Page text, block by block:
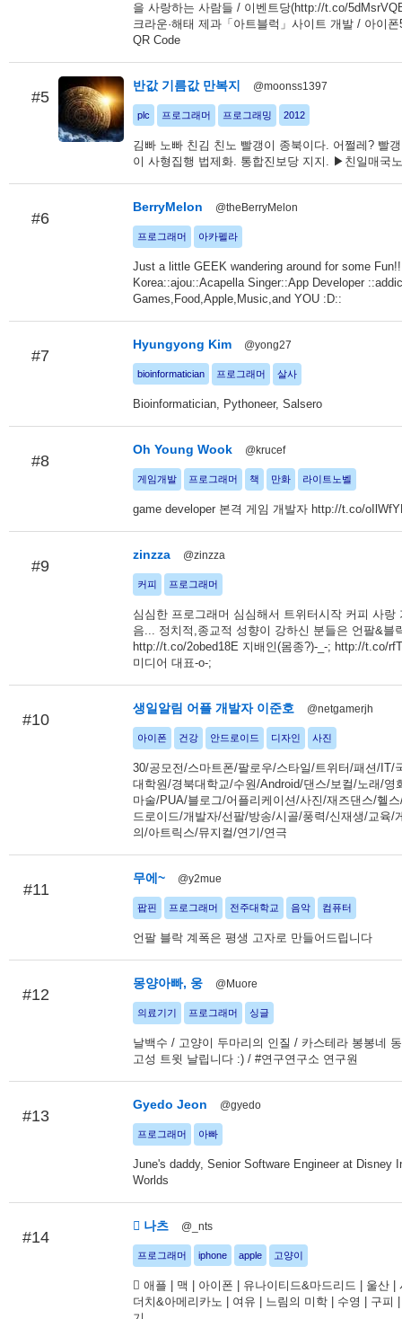
을 사랑하는 사람들 / 이벤트당(http://t.co/
크라운·해태 제과「아트블럭」사이트 개발 / 아이
QR Code
#5
반값 기름값 만복지 @moonss1397
plc 프로그래머 프로그래밍 2012
김빠 노빠 친김 친노 빨갱이 종북이다. 어쩔레? 빨
이 사형집행 법제화. 통합진보당 지지. ▶친일매국
#6
BerryMelon @theBerryMelon
프로그래머 아카펠라
Just a little GEEK wandering around for some Fun!!
Korea::ajou::Acapella Singer::App Developer
Games,Food,Apple,Music,and YOU :D::
#7
Hyungyong Kim @yong27
bioinformatician 프로그래머 살사
Bioinformatician, Pythoneer, Salsero
#8
Oh Young Wook @krucef
게임개발 프로그래머 책 만화 라이트노벨
game developer 본격 게임 개발자 http://t.co/
#9
zinzza @zinzza
커피 프로그래머
심심한 프로그래머 심심해서 트위터시작 커피 사랑
음... 정치적,종교적 성향이 강하신 분들은 언팔&블
http://t.co/2obed18E 지배인(몸종?)-_-; http://t.co/
미디어 대표-o-;
#10
생일알림 어플 개발자 이준호 @netgamerjh
아이폰 건강 안드로이드 디자인 사진
30/공모전/스마트폰/팔로우/스타일/트위터/패션/IT/
대학원/경북대학교/수원/Android/댄스/보컬/노래/영
마술/PUA/블로그/어플리케이션/사진/재즈댄스/헬
드로이드/개발자/선팔/방송/시골/풍력/신재생/교육/
의/아트릭스/뮤지컬/연기/연극
#11
무에~ @y2mue
팝핀 프로그래머 전주대학교 음악 컴퓨터
언팔 블락 계폭은 평생 고자로 만들어드립니다
#12
몽양아빠, 웅 @Muore
의료기기 프로그래머 싱글
날백수 / 고양이 두마리의 인질 / 카스테라 봉봉네
고성 트윗 날립니다 :) / #연구연구소 연구원
#13
Gyedo Jeon @gyedo
프로그래머 아빠
June's daddy, Senior Software Engineer at Disney
Worlds
#14
 나츠 @_nts
프로그래머 iphone apple 고양이
 애플 | 맥 | 아이폰 | 유나이티드&마드리드 | 울산 |
더치&아메리카노 | 여유 | 느림의 미학 | 수영 | 구피